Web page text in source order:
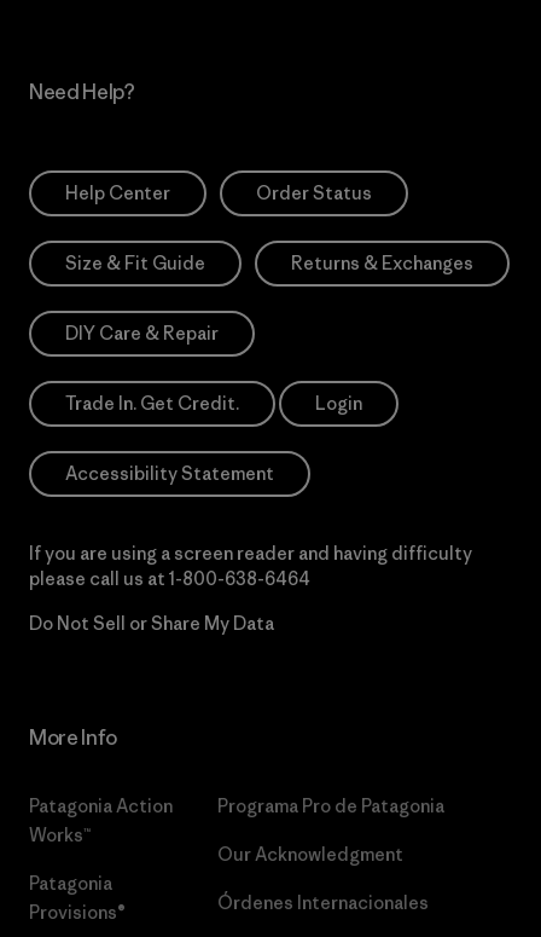
Need Help?
Help Center Order Status
Size & Fit Guide Returns & Exchanges
DIY Care & Repair
Trade In. Get Credit. Login
Accessibility Statement
If you are using a screen reader and having difficulty
please call us at 1-800-638-6464
Do Not Sell or Share My Data
More Info
Patagonia Action
Works™
Patagonia
Provisions®
Programa Pro de Patagonia
Our Acknowledgment
Órdenes Internacionales